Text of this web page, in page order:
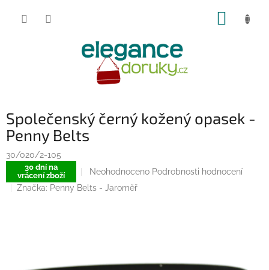
Společenský černý kožený opasek -
Penny Belts
30/020/2-105
30 dní na
vrácení zboží
Průměrné
hodnocení
produktu
Neohodnoceno Podrobnosti hodnocení
Značka: Penny Belts - Jaroměř